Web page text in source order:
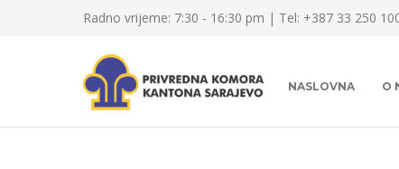
Radno vrijeme: 7:30 - 16:30 pm | Tel: +387 33 250
NASLOVNA O